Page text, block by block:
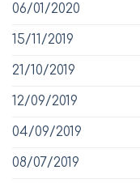
06/01/2020
15/11/2019
21/10/2019
12/09/2019
04/09/2019
08/07/2019